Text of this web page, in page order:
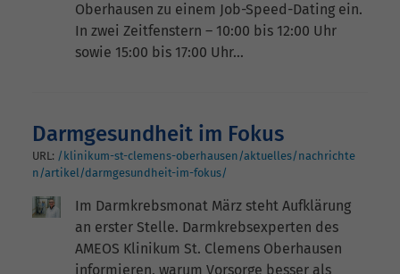
Oberhausen zu einem Job-Speed-Dating ein.
In zwei Zeitfenstern – 10:00 bis 12:00 Uhr
sowie 15:00 bis 17:00 Uhr…
Darmgesundheit im Fokus
URL: /klinikum-st-clemens-oberhausen/aktuelles/nachrichte
n/artikel/darmgesundheit-im-fokus/
Im Darmkrebsmonat März steht Aufklärung
an erster Stelle. Darmkrebsexperten des
AMEOS Klinikum St. Clemens Oberhausen
informieren, warum Vorsorge besser als